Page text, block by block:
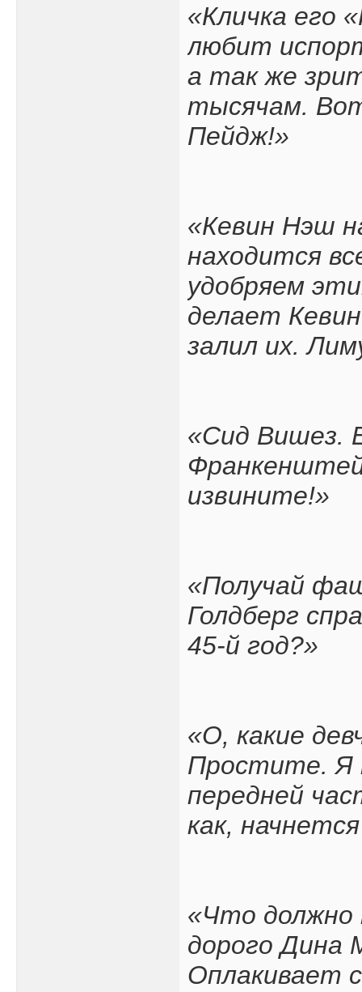
«Кличка его
любит
а так же
тысячам.
Пейдж!»
«Кевин Нэш
находится
удобряем
делает
залил их.
«Сид Вишез.
извините!»
«Получай
Голдберг
45-й год?»
«О, какие
Простите. Я
передней
как,
«Что должно
дорого Дина
Оплакивает